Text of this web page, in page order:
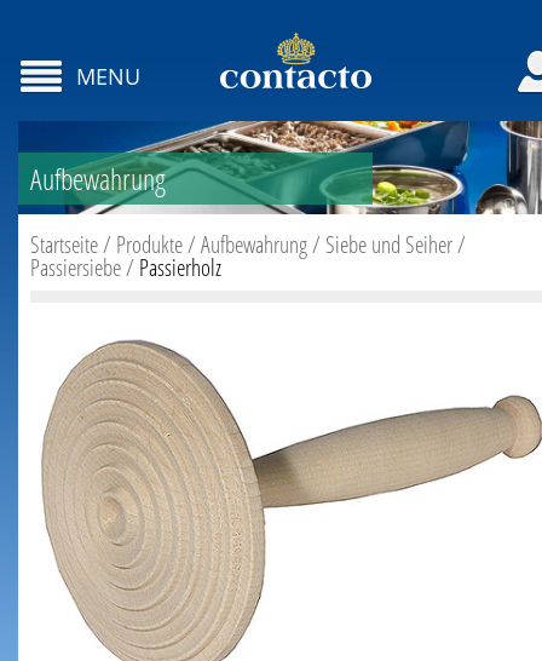
MENU
Aufbewahrung
Startseite/ Produkte/Aufbewahrung/ Siebe und Seiher/
Passiersiebe/ Passierholz